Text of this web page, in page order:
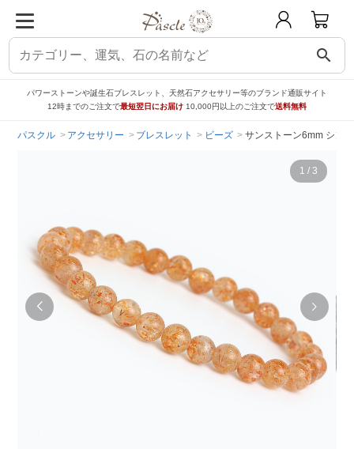
search
パワーストーンや誕生石ブレスレット、天然石アクセサリー等のブランド通販サイト
12時までのご注文で最短翌日にお届け 10,000円以上のご注文で送料無料
パスクル アクセサリー ブレスレット ビーズ サンストーン6mm シン
1 / 3